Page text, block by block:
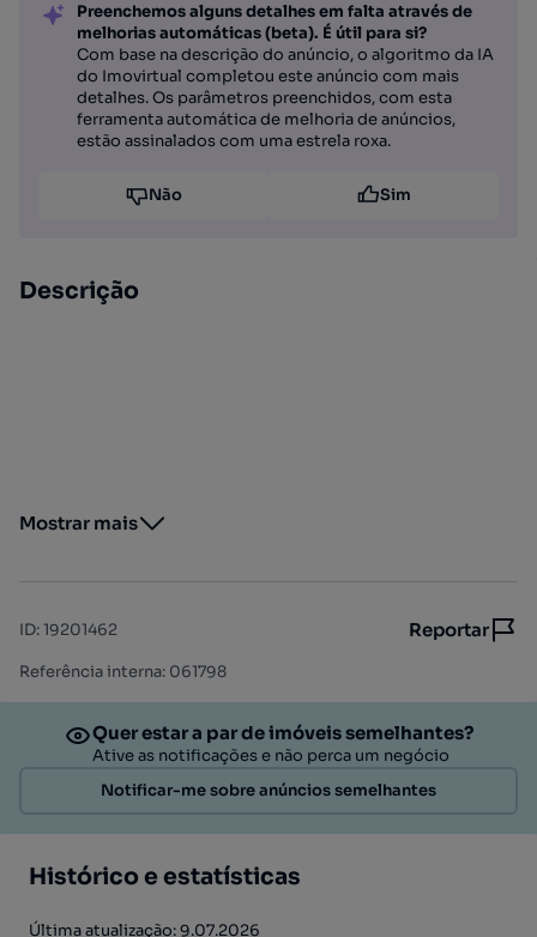
Preenchemos alguns detalhes em falta através de
melhorias automáticas (beta). É útil para si?
Com base na descrição do anúncio, o algoritmo da IA
do Imovirtual completou este anúncio com mais
detalhes. Os parâmetros preenchidos, com esta
ferramenta automática de melhoria de anúncios,
estão assinalados com uma estrela roxa.
Não Sim
Descrição
Mostrar mais
ID:19201462 Reportar
Referência interna: 061798
Quer estar a par de imóveis semelhantes?
Ative as notificações e não perca um negócio
Notificar-me sobre anúncios semelhantes
Histórico e estatísticas
Última atualização: 9.07.2026